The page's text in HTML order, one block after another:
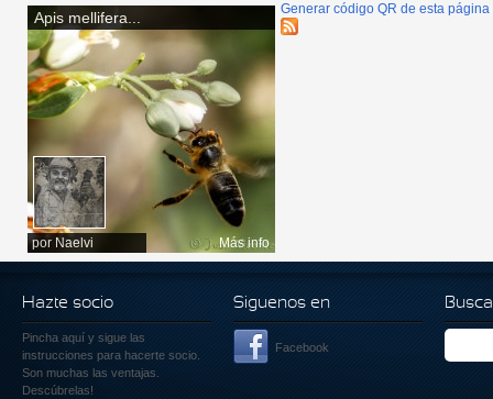
Apis mellifera...
por Naelvi Más info
Generar código QR de esta página
Hazte socio
Pincha aquí y sigue las
instrucciones para hacerte socio.
Son muchas las ventajas.
Descúbrelas!
Siguenos en
Facebook